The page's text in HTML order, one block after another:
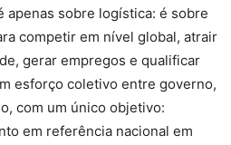
apenas sobre logística: é sobre
competir em nível global, atrair
gerar empregos e qualificar
esforço coletivo entre governo,
com um único objetivo:
em referência nacional em